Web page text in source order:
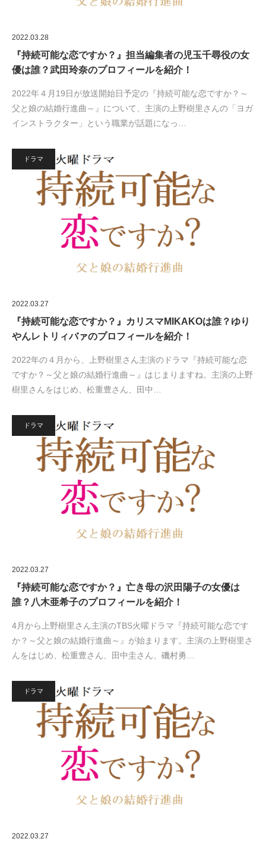
2022.03.28
『持続可能な恋ですか？』担当編集者の児玉千尋役の女
優は誰？武田玲奈のプロフィールを紹介！
2022年４月19日が放送開始日予定の『持続可能な恋ですか？～
父と娘の結婚行進曲～』について、主演の上野樹里さんの「ヨガ
インストラクター」という職業が話題になっ…
ドラマ
2022.03.27
『持続可能な恋ですか？』カリスマMIKAKOは誰？ゆり
やんレトリィバァのプロフィールを紹介！
2022年の４月から、上野樹里さん主演のドラマ『持続可能な恋
ですか？～父と娘の結婚行進曲～』はじまりますね。主演の上野
樹里さんをはじめ、松重豊さん、田中…
ドラマ
2022.03.27
『持続可能な恋ですか？』亡き母の沢田陽子の女優は
誰？八木亜希子のプロフィールを紹介！
4月から上野樹里さん主演のTBS火曜ドラマ『持続可能な恋です
か？～父と娘の結婚行進曲～』が始まります。主演の上野樹里さ
んをはじめ、松重豊さん、田中圭さん、磯村勇…
ドラマ
2022.03.27